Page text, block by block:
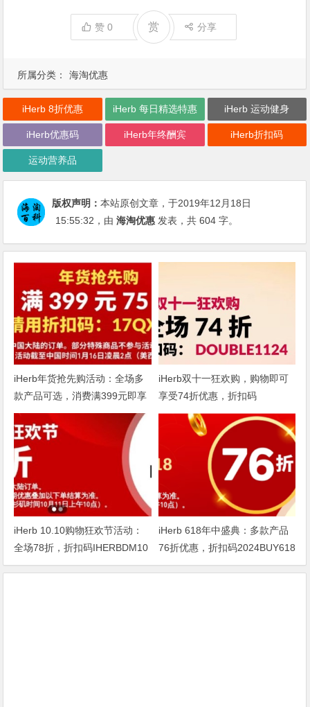
所属分类： 海淘优惠
赞0 赏 分享
iHerb 8折优惠 iHerb 每日精选特惠 iHerb 运动健身
iHerb优惠码 iHerb年终酬宾 iHerb折扣码
运动营养品
版权声明：本站原创文章，于2019年12月18日
15:55:32 ，由海淘优惠 发表，共 604 字。
iHerb年货抢先购活动：全场多
款产品可选，消费满399元即享
75折
iHerb双十一狂欢购，购物即可
享受74折优惠，折扣码
DOUBLE1124
iHerb 10.10购物狂欢节活动：
全场78折，折扣码IHERBDM10
iHerb 618年中盛典：多款产品
76折优惠，折扣码2024BUY618